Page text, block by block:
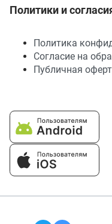
Политики и
Политика
Согласие на
Публичная